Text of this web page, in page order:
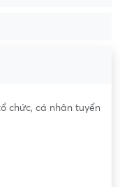
chức, cá nhân tuyển